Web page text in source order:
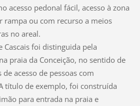
acesso pedonal fácil, acesso à zona
rampa ou com recurso a meios
no areal.
Cascais foi distinguida pela
praia da Conceição, no sentido de
acesso de pessoas com
título de exemplo, foi construída
para entrada na praia e